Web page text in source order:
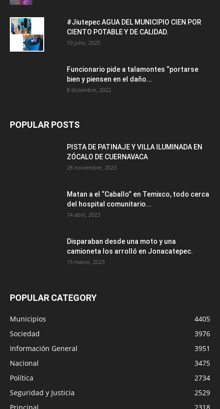
#Jiutepec AGUA DEL MUNICIPIO CIEN POR
CIENTO POTABLE Y DE CALIDAD.
10 julio, 2025
Funcionario pide a talamontes “portarse
bien y piensen en el daño...
8 diciembre, 2022
POPULAR POSTS
PISTA DE PATINAJE Y VILLA ILUMINADA EN
ZÓCALO DE CUERNAVACA
28 noviembre, 2023
Matan a el “Caballo” en Temixco, todo cerca
del hospital comunitario...
14 abril, 2023
Disparaban desde una moto y una
camioneta los arrolló en Jonacatepec.
15 marzo, 2023
POPULAR CATEGORY
Municipios
4405
Sociedad
3976
Información General
3951
Nacional
3475
Política
2734
Seguridad y Justicia
2529